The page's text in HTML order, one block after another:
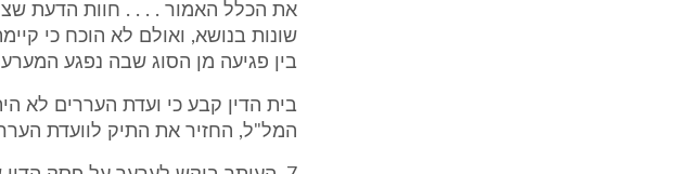
את הכלל האמור . . . . חוות הדעת
שונות בנושא, ואולם לא הוכח כי
בין פגיעה מן הסוג שבה נפגע
בית הדין קבע כי ועדת העררים לא
המל"ל, החזיר את התיק לוועדת